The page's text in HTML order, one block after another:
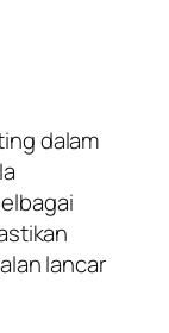
dalam
lancar